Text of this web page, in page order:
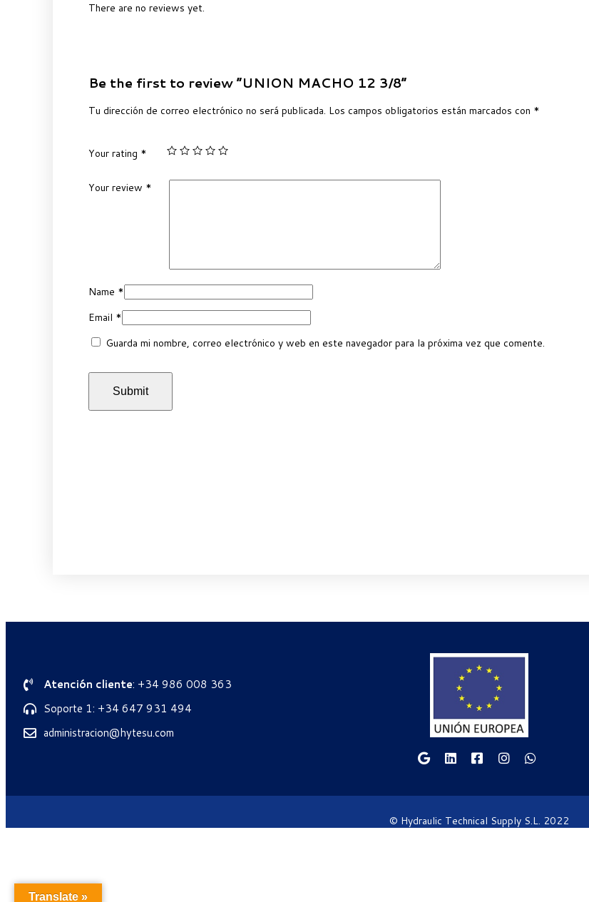
There are no reviews yet.
Be the first to review “UNION MACHO 12 3/8”
Tu dirección de correo electrónico no será publicada. Los campos obligatorios están marcados con *
Your rating *
Your review *
Name *
Email *
Guarda mi nombre, correo electrónico y web en este navegador para la próxima vez que comente.
Atención cliente: +34 986 008 363
Soporte 1: +34 647 931 494
administracion@hytesu.com
© Hydraulic Technical Supply S.L. 2022
Translate »